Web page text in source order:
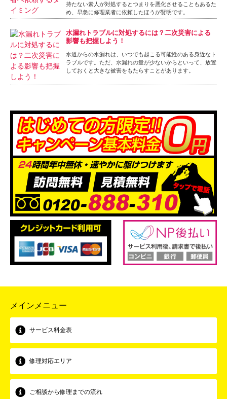
持たない素人が対処するとつまりを悪化させることもあるた
め、早急に修理業者に依頼したほうが賢明です。
水漏れトラブルに対処するには？二次災害による
影響も把握しよう！
水道からの水漏れは、いつでも起こる可能性のある身近なト
ラブルです。ただ、水漏れの量が少ないからといって、放置
しておくと大きな被害をもたらすことがあります。
メインメニュー
サービス料金表
修理対応エリア
ご相談から修理までの流れ